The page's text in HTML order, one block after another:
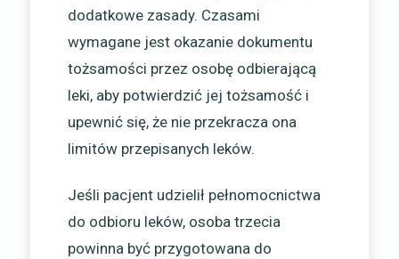
dodatkowe zasady. Czasami
wymagane jest okazanie dokumentu
tożsamości przez osobę odbierającą
leki, aby potwierdzić jej tożsamość i
upewnić się, że nie przekracza ona
limitów przepisanych leków.
Jeśli pacjent udzielił pełnomocnictwa
do odbioru leków, osoba trzecia
powinna być przygotowana do